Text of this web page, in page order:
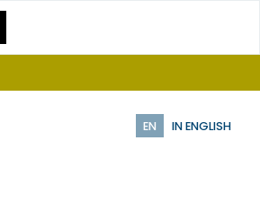
EN IN ENGLISH